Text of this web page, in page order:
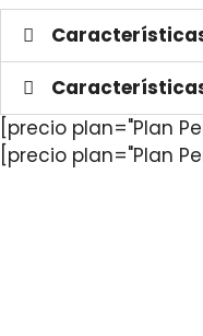
[precio plan="Plan
[precio plan="Plan